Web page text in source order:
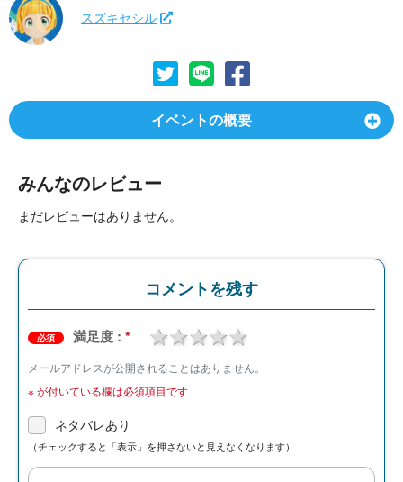
スズキセシル
イベントの概要
みんなのレビュー
まだレビューはありません。
コメントを残す
必須 満足度 : * 4 stars
3 stars
2 stars
1 star
メールアドレスが公開されることはありません。
※が付いている欄は必須項目です
ネタバレあり
（チェックすると「表示」を押さないと見えなくなります）